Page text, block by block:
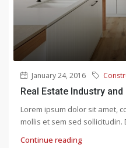
January 24, 2016
Real Estate Industry
Lorem ipsum dolor sit amet,
mollis et sem sed sollicitudin.
Continue reading